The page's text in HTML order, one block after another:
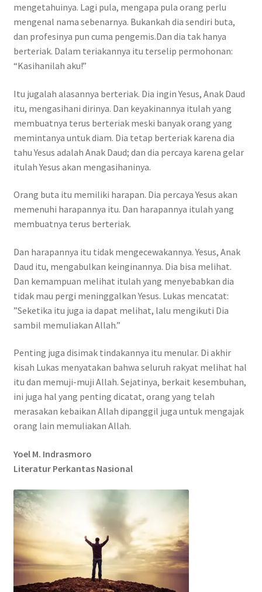
mengetahuinya. Lagi pula, mengapa pula orang perlu
mengenal nama sebenarnya. Bukankah dia sendiri buta,
dan profesinya pun cuma pengemis.Dan dia tak hanya
berteriak. Dalam teriakannya itu terselip permohonan:
“Kasihanilah aku!”
Itu jugalah alasannya berteriak. Dia ingin Yesus, Anak Daud
itu, mengasihani dirinya. Dan keyakinannya itulah yang
membuatnya terus berteriak meski banyak orang yang
memintanya untuk diam. Dia tetap berteriak karena dia
tahu Yesus adalah Anak Daud; dan dia percaya karena gelar
itulah Yesus akan mengasihaninya.
Orang buta itu memiliki harapan. Dia percaya Yesus akan
memenuhi harapannya itu. Dan harapannya itulah yang
membuatnya terus berteriak.
Dan harapannya itu tidak mengecewakannya. Yesus, Anak
Daud itu, mengabulkan keinginannya. Dia bisa melihat.
Dan kemampuan melihat itulah yang menyebabkan dia
tidak mau pergi meninggalkan Yesus. Lukas mencatat:
”Seketika itu juga ia dapat melihat, lalu mengikuti Dia
sambil memuliakan Allah.”
Penting juga disimak tindakannya itu menular. Di akhir
kisah Lukas menyatakan bahwa seluruh rakyat melihat hal
itu dan memuji-muji Allah. Sejatinya, berkait kesembuhan,
ini juga hal yang penting dicatat, orang yang telah
merasakan kebaikan Allah dipanggil juga untuk mengajak
orang lain memuliakan Allah.
Yoel M. Indrasmoro
Literatur Perkantas Nasional